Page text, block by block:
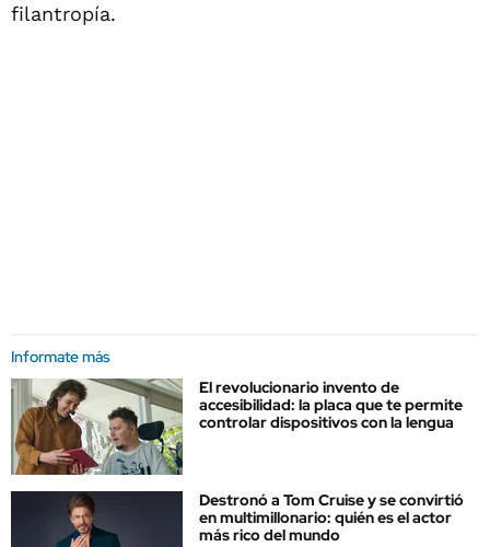
filantropía.
Informate más
El revolucionario invento de
accesibilidad: la placa que te permite
controlar dispositivos con la lengua
Destronó a Tom Cruise y se convirtió
en multimillonario: quién es el actor
más rico del mundo